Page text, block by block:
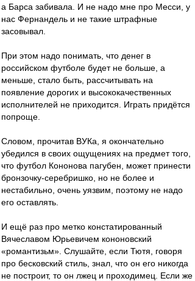
а Барса забивала. И не надо мне про Месси, у
нас Фернандель и не такие штрафные
засовывал.
При этом надо понимать, что денег в
российском футболе будет не больше, а
меньше, стало быть, рассчитывать на
появление дорогих и высококачественных
исполнителей не приходится. Играть придётся
попроще.
Словом, прочитав ВУКа, я окончательно
убедился в своих ощущениях на предмет того,
что футбол Кононова пагубен, может принести
бронзочку-серебришко, но не более и
нестабильно, очень уязвим, поэтому не надо
его оставлять.
И ещё раз про метко констатированный
Вячеславом Юрьевичем кононовский
«романтизьм». Слушайте, если Тютя, говоря
про бесковский стиль, знал, что он его никогда
не построит, то он лжец и проходимец. Если же